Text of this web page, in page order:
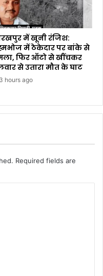
में खूनी रंजिश:
में ठेकेदार पर बांके से
फिर ऑटो से खींचकर
से उतारा मौत के घाट
3 hours ago
Required fields are